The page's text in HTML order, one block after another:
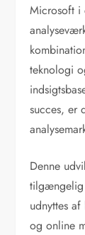
Microsoft i
teknologi
succes, er
Denne
tilgængelig
udnyttes
og online